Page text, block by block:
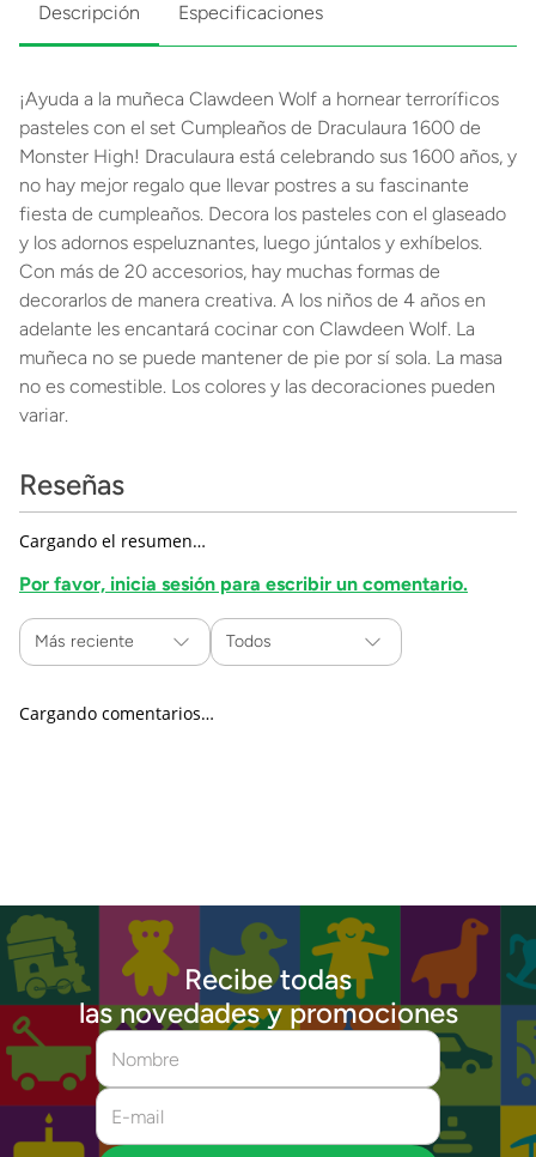
Descripción Especificaciones
¡Ayuda a la muñeca Clawdeen Wolf a hornear terroríficos
pasteles con el set Cumpleaños de Draculaura 1600 de
Monster High! Draculaura está celebrando sus 1600 años, y
no hay mejor regalo que llevar postres a su fascinante
fiesta de cumpleaños. Decora los pasteles con el glaseado
y los adornos espeluznantes, luego júntalos y exhíbelos.
Con más de 20 accesorios, hay muchas formas de
decorarlos de manera creativa. A los niños de 4 años en
adelante les encantará cocinar con Clawdeen Wolf. La
muñeca no se puede mantener de pie por sí sola. La masa
no es comestible. Los colores y las decoraciones pueden
variar.
Reseñas
Cargando el resumen…
Por favor, inicia sesión para escribir un comentario.
Más reciente Todos
Cargando comentarios…
Recibe todas
las novedades y promociones